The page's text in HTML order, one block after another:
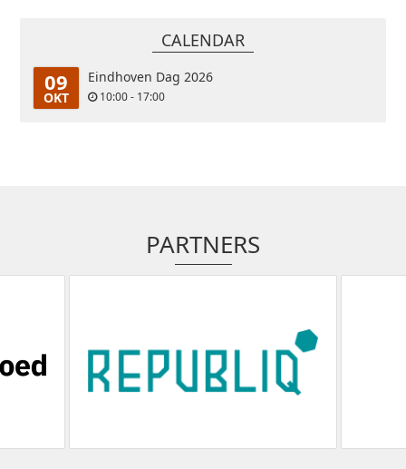
CALENDAR
09
OKT
Eindhoven Dag 2026
10:00 - 17:00
PARTNERS